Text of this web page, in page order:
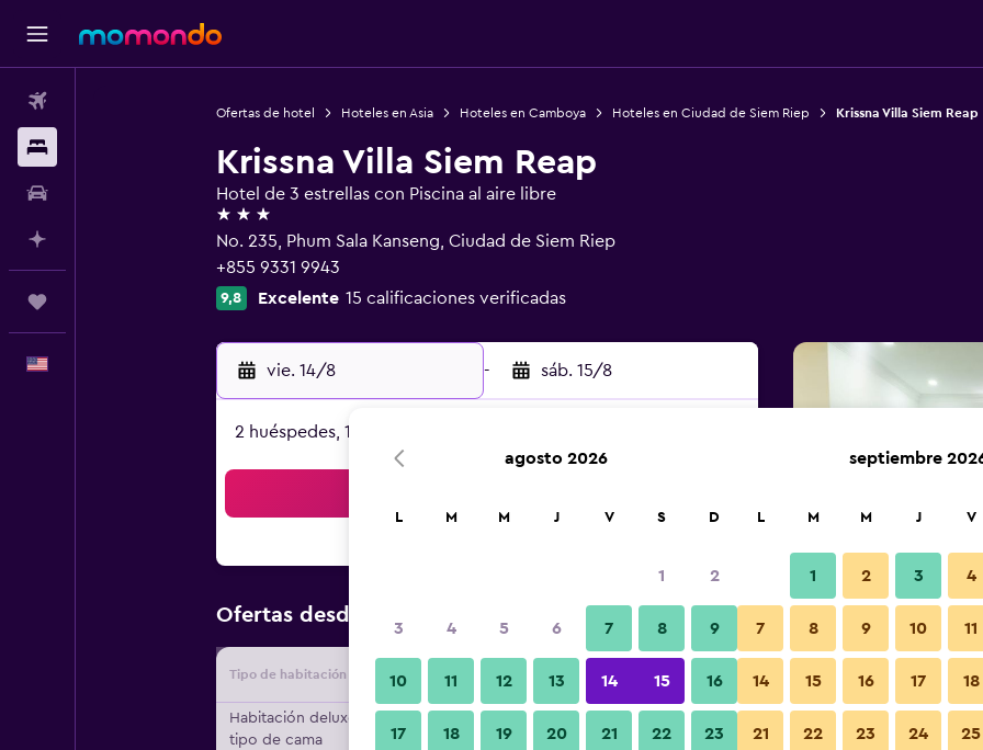
Ofertas de hotel Hoteles en Asia Hoteles en Camboya Hoteles en Ciudad de Siem Riep Krissna Villa Siem Reap
Krissna Villa Siem Reap
Hotel de 3 estrellas con Piscina al aire libre
3 estrellas
No. 235, Phum Sala Kanseng, Ciudad de Siem Riep
+855 9331 9943
9,8 Excelente 15 calificaciones verificadas
vie. 14/8 - sáb. 15/8
2 huéspedes, 1 habitación
Ofertas desde Oferta más barata de precio por noche
Tipo de habitación Proveedor Total noche
Habitación deluxe,
tipo de cama
$90 Ver oferta
Sala de estar
agosto 2026
L M M J V S D
1 2
3 4 5 6 7 8 9
10 11 12 13 14 15 16
17 18 19 20 21 22 23
septiembre
L M M J V
1 2 3 4
7 8 9 10 11
14 15 16 17 18
21 22 23 24 25